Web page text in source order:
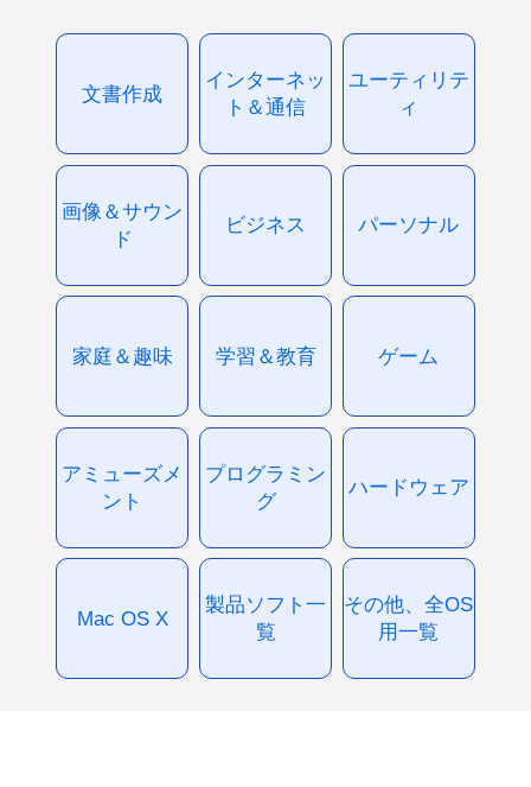
文書作成
インターネッ
ト＆通信
ユーティリテ
ィ
画像＆サウン
ド
ビジネス パーソナル
家庭＆趣味 学習＆教育 ゲーム
アミューズメ
ント
プログラミン
グ
ハードウェア
Mac OS X
製品ソフト一
覧
その他、全OS
用一覧